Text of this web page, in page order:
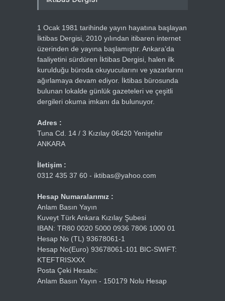
1 Ocak 1981 tarihinde yayın hayatına başlayan
İktibas Dergisi, 2010 yılından itibaren internet
üzerinden de yayına başlamıştır. Ankara’da
faaliyetini sürdüren İktibas Dergisi, halen ilk
kurulduğu büroda okuyucularını ve yazarlarını
ağırlamaya devam ediyor. İktibas bürosunda
bulunan lokalde günlük gazeteleri ve çeşitli
dergileri okuma imkanı da bulunuyor.
Adres :
Tuna Cd. 14 / 3 Kızılay 06420 Yenişehir
ANKARA
İletişim :
0312 435 37 60 - iktibas@yahoo.com
Hesap Numaralarımız :
Anlam Basın Yayın
Kuveyt Türk Ankara Kızılay Şubesi
IBAN: TR80 0020 5000 0936 7806 1000 01
Hesap No (TL) 93678061-1
Hesap No(Euro) 93678061-101 BIC-SWIFT:
KTEFTRISXXX
Posta Çeki Hesabı:
Anlam Basın Yayın - 150179 Nolu Hesap